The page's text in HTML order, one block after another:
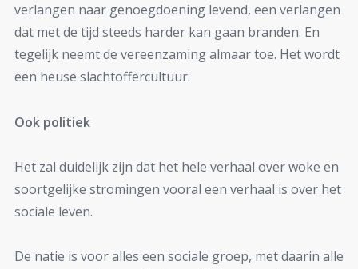
verlangen naar genoegdoening levend, een verlangen
dat met de tijd steeds harder kan gaan branden. En
tegelijk neemt de vereenzaming almaar toe. Het wordt
een heuse slachtoffercultuur.
Ook politiek
Het zal duidelijk zijn dat het hele verhaal over woke en
soortgelijke stromingen vooral een verhaal is over het
sociale leven.
De natie is voor alles een sociale groep, met daarin alle